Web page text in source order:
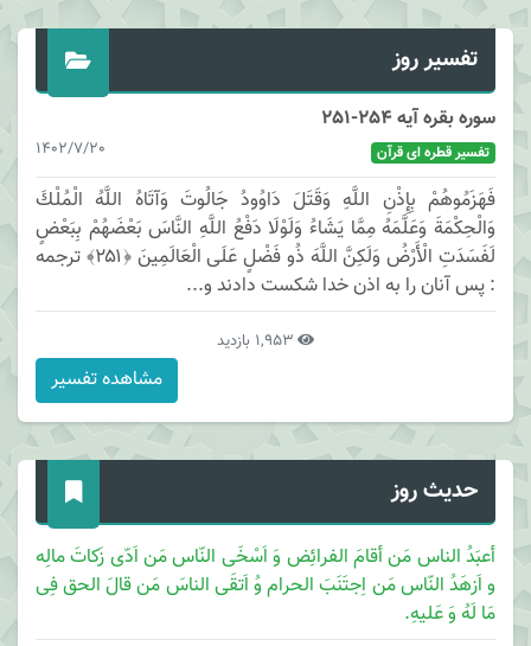
تفسیر روز
سوره بقره آیه 254-251
1402/7/20 تفسیر قطره ای قرآن
فَهَزَمُوهُمْ بِإِذْنِ اللَّهِ وَقَتَلَ دَاوُودُ جَالُوتَ وَآتَاهُ اللَّهُ الْمُلْكَ
وَالْحِكْمَةَ وَعَلَّمَهُ مِمَّا يَشَاءُ وَلَوْلَا دَفْعُ اللَّهِ النَّاسَ بَعْضَهُمْ بِبَعْضٍ
لَفَسَدَتِ الْأَرْضُ وَلَكِنَّ اللَّهَ ذُو فَضْلٍ عَلَى الْعَالَمِينَ ﴿۲۵۱﴾ ترجمه
: پس آنان را به اذن خدا شكست دادند و...
مشاهده تفسیر
حدیث روز
أعبَدُ الناس مَن أقامَ الفرائِض وَ اَسْخَی النّاس مَن اَدّی زَکاتَ مالِه
و اَزهَدُ النّاس مَن اِجتَنَبَ الحرام وُ اَتقَی الناسَ مَن قالَ الحق فِی
مَا لَهُ وَ عَلیهِ.